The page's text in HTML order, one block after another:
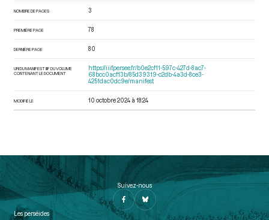
NOMBRE DE PAGES 3
PREMIÈRE PAGE 78
DERNIÈRE PAGE 80
URI DU MANIFEST IIIF DU VOLUME
CONTENANT LE DOCUMENT
https://iiif.persee.fr/b0e2cf11-597c-427d-8ac7-
68bcc0acf13b/85d39319-c2db-4a3d-8ce3-
4251dac0dc9e/manifest
MODIFIÉ LE 10 octobre 2024 à 18:24
Suivez-nous
Les perséides